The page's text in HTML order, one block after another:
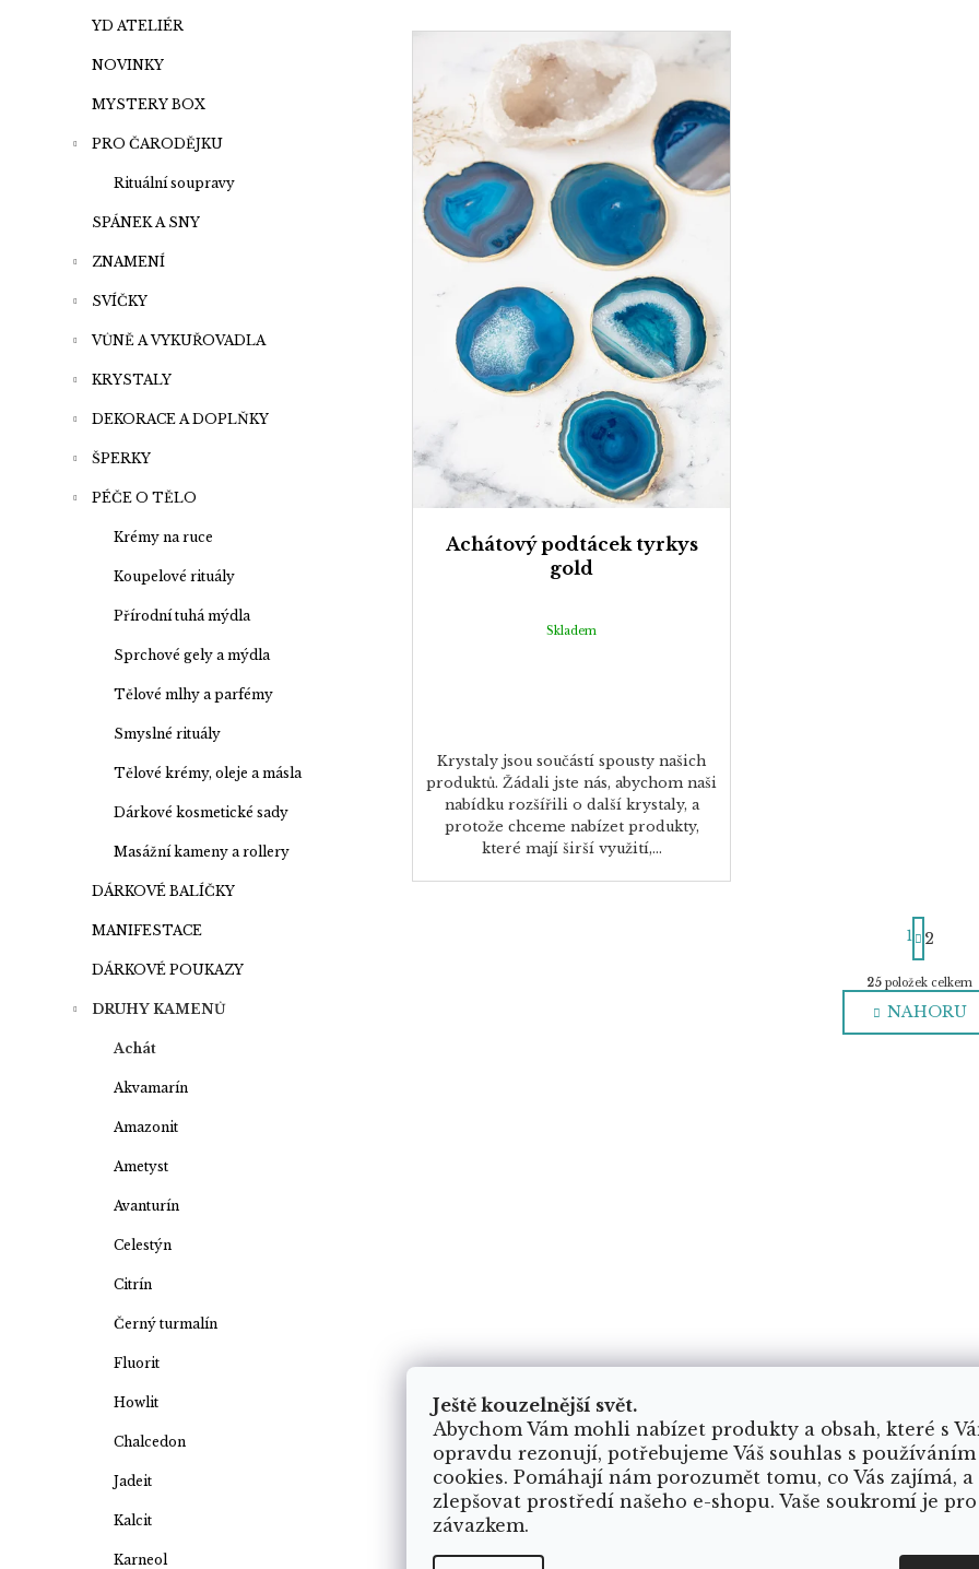
Ještě kouzelnější svět.
Abychom Vám mohli nabízet produkty a obsah, které s
opravdu rezonují, potřebujeme Váš souhlas s používáním
cookies. Pomáhají nám porozumět tomu, co Vás zajímá, a
zlepšovat prostředí našeho e-shopu. Vaše soukromí je
závazkem.
YD ATELIÉR
NOVINKY
MYSTERY BOX
PRO ČARODĚJKU
Rituální soupravy
SPÁNEK A SNY
ZNAMENÍ
SVÍČKY
VŮNĚ A VYKUŘOVADLA
KRYSTALY
DEKORACE A DOPLŇKY
ŠPERKY
PÉČE O TĚLO
Krémy na ruce
Koupelové rituály
Přírodní tuhá mýdla
Sprchové gely a mýdla
Tělové mlhy a parfémy
Smyslné rituály
Tělové krémy, oleje a másla
Dárkové kosmetické sady
Masážní kameny a rollery
DÁRKOVÉ BALÍČKY
MANIFESTACE
DÁRKOVÉ POUKAZY
DRUHY KAMENŮ
Achát
Akvamarín
Amazonit
Ametyst
Avanturín
Celestýn
Citrín
Černý turmalín
Fluorit
Howlit
Chalcedon
Jadeit
Kalcit
Karneol
p
o
d
u
ů
V
p
i
s
p
r
Achátový podtácek tyrkys
gold
Skladem
Krystaly jsou součástí spousty našich
produktů. Žádali jste nás, abychom naši
nabídku rozšířili o další krystaly, a
protože chceme nabízet produkty,
které mají širší využití,...
O
v
l
p
u
S
t
r
á
n
k
o
1 2
25 položek celkem
NAHORU